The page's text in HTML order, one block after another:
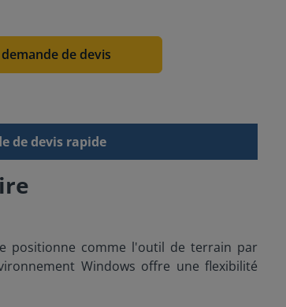
de devis
de devis rapide
se positionne comme l'outil de terrain par
Windows offre une flexibilité